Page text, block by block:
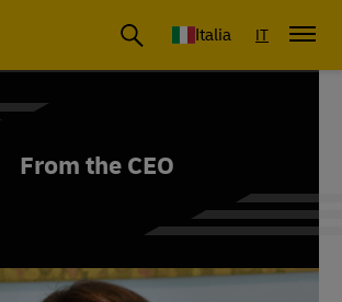
Italia IT
From the CEO